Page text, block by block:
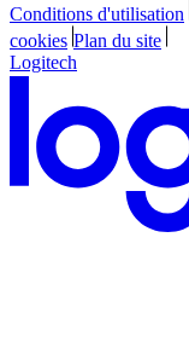
Conditions d'utilisation
cookies Plan du site
Logitech